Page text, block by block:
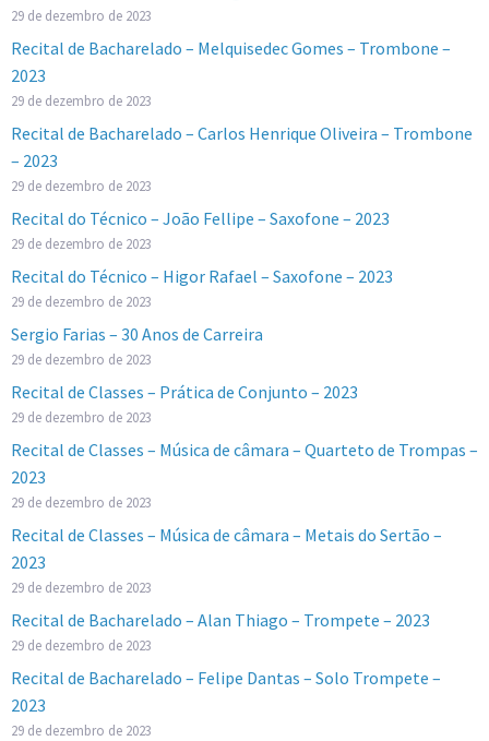
29 de dezembro de 2023
Recital de Bacharelado – Melquisedec Gomes – Trombone –
2023
29 de dezembro de 2023
Recital de Bacharelado – Carlos Henrique Oliveira – Trombone
– 2023
29 de dezembro de 2023
Recital do Técnico – João Fellipe – Saxofone – 2023
29 de dezembro de 2023
Recital do Técnico – Higor Rafael – Saxofone – 2023
29 de dezembro de 2023
Sergio Farias – 30 Anos de Carreira
29 de dezembro de 2023
Recital de Classes – Prática de Conjunto – 2023
29 de dezembro de 2023
Recital de Classes – Música de câmara – Quarteto de Trompas –
2023
29 de dezembro de 2023
Recital de Classes – Música de câmara – Metais do Sertão –
2023
29 de dezembro de 2023
Recital de Bacharelado – Alan Thiago – Trompete – 2023
29 de dezembro de 2023
Recital de Bacharelado – Felipe Dantas – Solo Trompete –
2023
29 de dezembro de 2023